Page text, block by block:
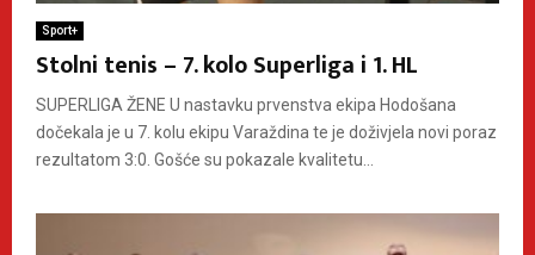
Sport+
Stolni tenis – 7. kolo Superliga i 1. HL
SUPERLIGA ŽENE U nastavku prvenstva ekipa Hodošana
dočekala je u 7. kolu ekipu Varaždina te je doživjela novi poraz
rezultatom 3:0. Gošće su pokazale kvalitetu...